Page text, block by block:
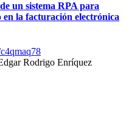
un sistema RPA para
en la facturación electrónica
Rodrigo Enríquez